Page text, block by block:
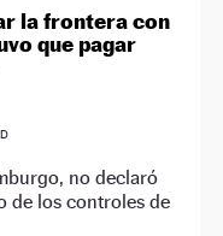
la frontera con
que pagar
no declaró
de los controles de